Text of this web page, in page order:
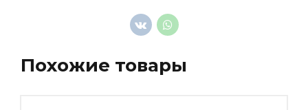
Похожие товары